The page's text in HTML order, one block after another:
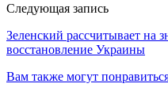
Следующая запись
Зеленский рассчитывает на
восстановление Украины
Вам также могут